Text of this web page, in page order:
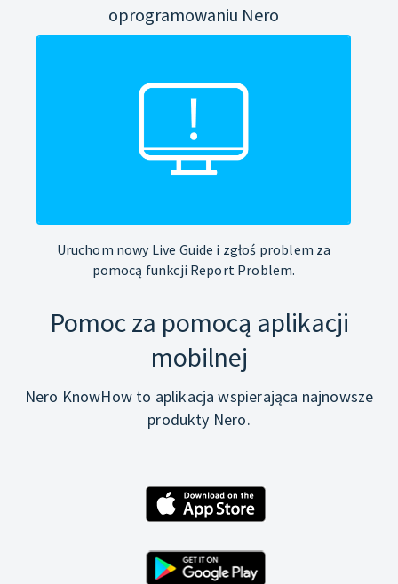
oprogramowaniu Nero
Uruchom nowy Live Guide i zgłoś problem za
pomocą funkcji Report Problem.
Pomoc za pomocą aplikacji
mobilnej
Nero KnowHow to aplikacja wspierająca najnowsze
produkty Nero.